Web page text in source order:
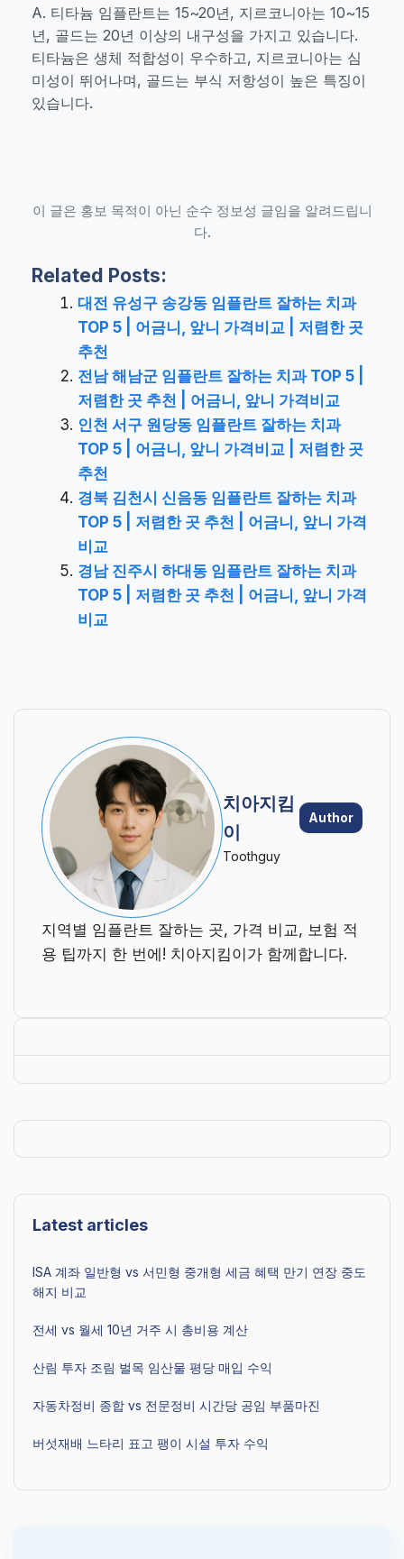
A. 티타늄 임플란트는 15~20년, 지르코니아는 10~15
년, 골드는 20년 이상의 내구성을 가지고 있습니다.
티타늄은 생체 적합성이 우수하고, 지르코니아는 심
미성이 뛰어나며, 골드는 부식 저항성이 높은 특징이
있습니다.
이 글은 홍보 목적이 아닌 순수 정보성 글임을 알려드립니
다.
Related Posts:
대전 유성구 송강동 임플란트 잘하는 치과
TOP 5 | 어금니, 앞니 가격비교 | 저렴한 곳
추천
전남 해남군 임플란트 잘하는 치과 TOP 5 |
저렴한 곳 추천 | 어금니, 앞니 가격비교
인천 서구 원당동 임플란트 잘하는 치과
TOP 5 | 어금니, 앞니 가격비교 | 저렴한 곳
추천
경북 김천시 신음동 임플란트 잘하는 치과
TOP 5 | 저렴한 곳 추천 | 어금니, 앞니 가격
비교
경남 진주시 하대동 임플란트 잘하는 치과
TOP 5 | 저렴한 곳 추천 | 어금니, 앞니 가격
비교
치아지킴
이
Author
Toothguy
지역별 임플란트 잘하는 곳, 가격 비교, 보험 적
용 팁까지 한 번에! 치아지킴이가 함께합니다.
Latest articles
ISA 계좌 일반형 vs 서민형 중개형 세금 혜택 만기 연장 중도
해지 비교
전세 vs 월세 10년 거주 시 총비용 계산
산림 투자 조림 벌목 임산물 평당 매입 수익
자동차정비 종합 vs 전문정비 시간당 공임 부품마진
버섯재배 느타리 표고 팽이 시설 투자 수익